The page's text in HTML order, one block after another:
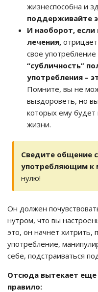
жизнеспособна и
поддерживайте
И наоборот, если
лечения,
свое употребление
“субличность”
употребления –
Помните, вы не
выздороветь, но
которых ему
жизни.
Сведите общение
употребляющим к
нулю!
Он должен
нутром, что вы
это, он начнет хитрить,
употребление,
себе, подстраиваться
Отсюда вытекает
правило: